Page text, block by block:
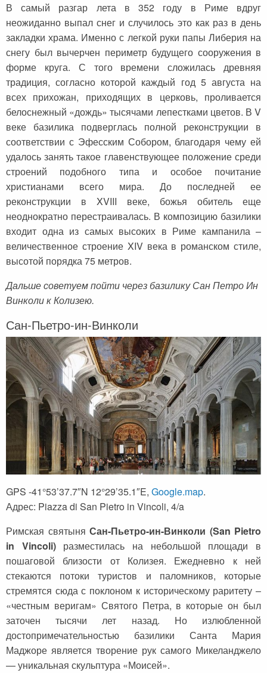
В самый разгар лета в 352 году в Риме вдруг
неожиданно выпал снег и случилось это как раз в день
закладки храма. Именно с легкой руки папы Либерия на
снегу был вычерчен периметр будущего сооружения в
форме круга. С того времени сложилась древняя
традиция, согласно которой каждый год 5 августа на
всех прихожан, приходящих в церковь, проливается
белоснежный «дождь» тысячами лепестками цветов. В V
веке базилика подверглась полной реконструкции в
соответствии с Эфесским Собором, благодаря чему ей
удалось занять такое главенствующее положение среди
строений подобного типа и особое почитание
христианами всего мира. До последней ее
реконструкции в XVIII веке, божья обитель еще
неоднократно перестраивалась. В композицию базилики
входит одна из самых высоких в Риме кампанила –
величественное строение XIV века в романском стиле,
высотой порядка 75 метров.
Дальше советуем пойти через базилику Сан Петро Ин
Винколи к Колизею.
Сан-Пьетро-ин-Винколи
GPS -41°53’37.7″N 12°29’35.1″E, Google.map.
Адрес: Piazza di San Pietro in Vincoli, 4/a
Римская святыня Сан-Пьетро-ин-Винколи (San Pietro
in Vincoli)разместилась на небольшой площади в
пошаговой близости от Колизея. Ежедневно к ней
стекаются потоки туристов и паломников, которые
стремятся сюда с поклоном к историческому раритету –
«честным веригам» Святого Петра, в которые он был
заточен тысячи лет назад. Но излюбленной
достопримечательностью базилики Санта Мария
Маджоре является творение рук самого Микеланджело
— уникальная скульптура «Моисей».